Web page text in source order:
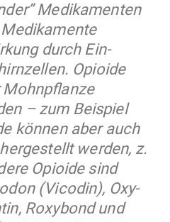
Medi­ka­menten
durch Ein­
Opioide
Mohn­pflanze
– zum Bei­spiel
können aber auch
werden, z.
Opioide sind
(Vicodin), Oxy­
Roxybond und